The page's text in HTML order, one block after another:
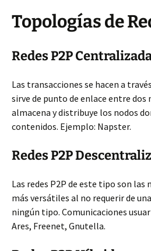
Topologías de
Redes P2P
Las transacciones se hacen a
sirve de punto de enlace entre dos
almacena y distribuye los nodos
contenidos. Ejemplo: Napster.
Redes P2P
Las redes P2P de este tipo son las
más versátiles al no requerir de
ningún tipo. Comunicaciones
Ares, Freenet, Gnutella.